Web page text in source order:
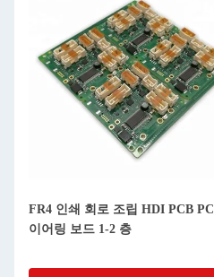
FR4 인쇄 회로 조립 HDI PCB
이어링 보드 1-2 층